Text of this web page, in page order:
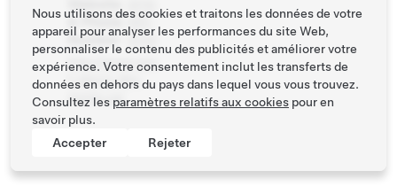
& Phone
Number
265-
2046
http://www.sain
t-alexis-des-
monts.ca/
Nous utilisons des cookies et traitons les données de votre
appareil pour analyser les performances du site Web,
personnaliser le contenu des publicités et améliorer votre
expérience. Votre consentement inclut les transferts de
données en dehors du pays dans lequel vous vous trouvez.
Consultez les paramètres relatifs aux cookies pour en
savoir plus.
Accepter
Rejeter